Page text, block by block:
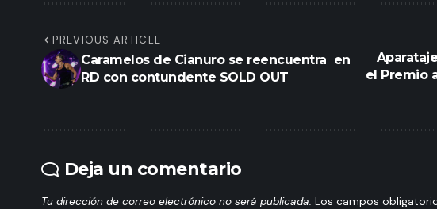
PREVIOUS ARTICLE
Caramelos de Cianuro se reencuentra en
RD con contundente SOLD OUT
el Premio
Deja un comentario
Tu dirección de correo electrónico no será publicada. Los campos